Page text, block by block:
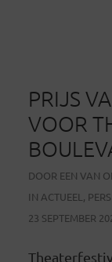
PRIJS
VOOR
DOOR EEN VAN
IN ACTUEEL ,
23 SEPTEMBER